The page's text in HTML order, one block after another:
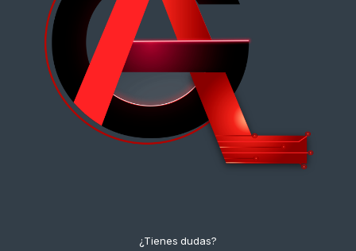
¿Tienes dudas?